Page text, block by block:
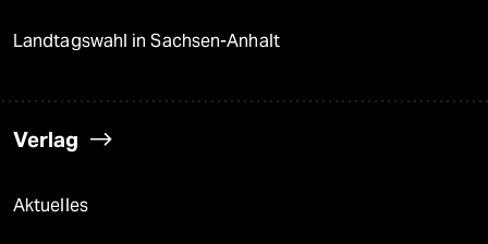
Landtagswahl in Sachsen-Anhalt
Verlag
Aktuelles